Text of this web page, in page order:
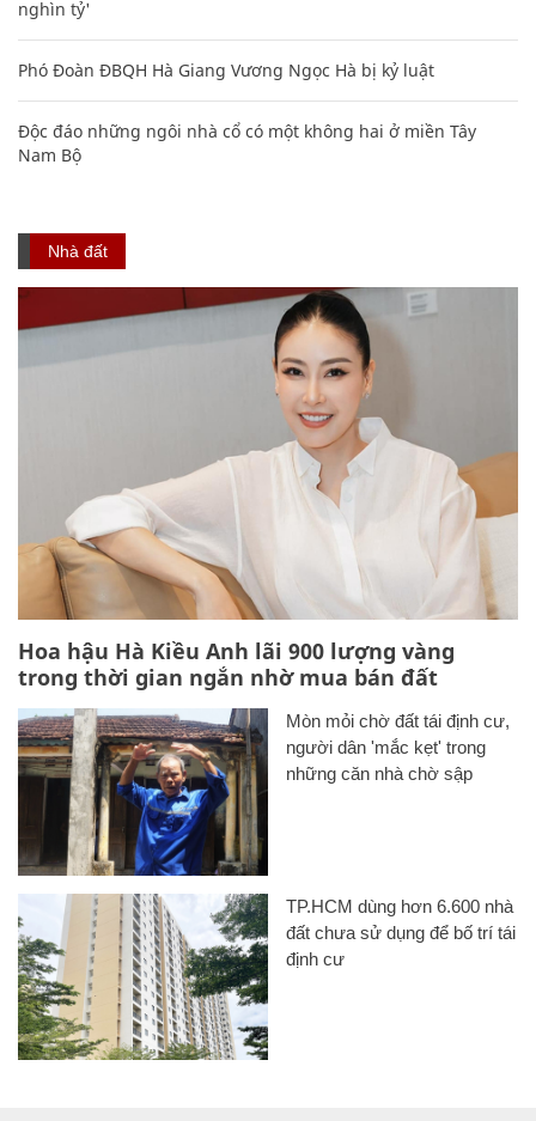
nghìn tỷ'
Phó Đoàn ĐBQH Hà Giang Vương Ngọc Hà bị kỷ luật
Độc đáo những ngôi nhà cổ có một không hai ở miền Tây
Nam Bộ
Nhà đất
Hoa hậu Hà Kiều Anh lãi 900 lượng vàng
trong thời gian ngắn nhờ mua bán đất
Mòn mỏi chờ đất tái định cư,
người dân 'mắc kẹt' trong
những căn nhà chờ sập
TP.HCM dùng hơn 6.600 nhà
đất chưa sử dụng để bố trí tái
định cư